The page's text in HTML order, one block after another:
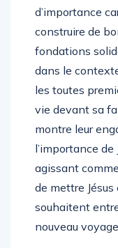
d’importance
construire de
fondations
dans le
les toutes
vie devant sa
montre leur
l’importance de
agissant
de mettre Jésus
souhaitent
nouveau voyage.